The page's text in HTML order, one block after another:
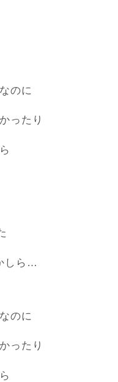
のに
ったり
しら…
のに
ったり